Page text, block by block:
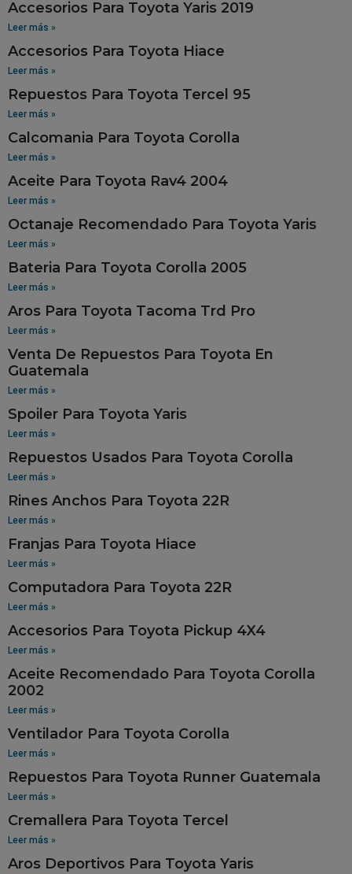
Accesorios Para Toyota Yaris 2019
Leer más »
Accesorios Para Toyota Hiace
Leer más »
Repuestos Para Toyota Tercel 95
Leer más »
Calcomania Para Toyota Corolla
Leer más »
Aceite Para Toyota Rav4 2004
Leer más »
Octanaje Recomendado Para Toyota Yaris
Leer más »
Bateria Para Toyota Corolla 2005
Leer más »
Aros Para Toyota Tacoma Trd Pro
Leer más »
Venta De Repuestos Para Toyota En
Guatemala
Leer más »
Spoiler Para Toyota Yaris
Leer más »
Repuestos Usados Para Toyota Corolla
Leer más »
Rines Anchos Para Toyota 22R
Leer más »
Franjas Para Toyota Hiace
Leer más »
Computadora Para Toyota 22R
Leer más »
Accesorios Para Toyota Pickup 4X4
Leer más »
Aceite Recomendado Para Toyota Corolla
2002
Leer más »
Ventilador Para Toyota Corolla
Leer más »
Repuestos Para Toyota Runner Guatemala
Leer más »
Cremallera Para Toyota Tercel
Leer más »
Aros Deportivos Para Toyota Yaris